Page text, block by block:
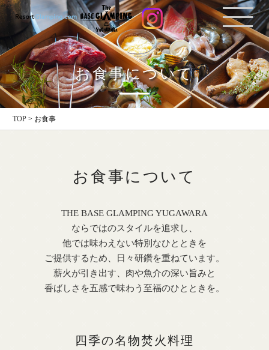
お食事について
TOP > お食事
お食事について
THE BASE GLAMPING YUGAWARA
ならではのスタイルを追求し、
他では味わえない特別なひとときを
ご提供するため、日々研鑽を重ねています。
薪火が引き出す、肉や魚介の深い旨みと
香ばしさを五感で味わう至福のひとときを。
四季の名物焚火料理